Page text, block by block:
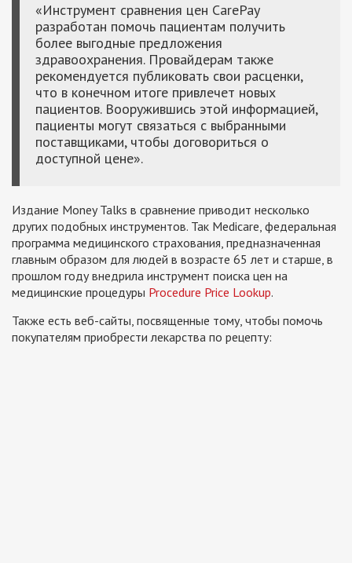
«Инструмент сравнения цен CarePay
разработан помочь пациентам получить
более выгодные предложения
здравоохранения. Провайдерам также
рекомендуется публиковать свои расценки,
что в конечном итоге привлечет новых
пациентов. Вооружившись этой информацией,
пациенты могут связаться с выбранными
поставщиками, чтобы договориться о
доступной цене».
Издание Money Talks в сравнение приводит несколько
других подобных инструментов. Так Medicare, федеральная
программа медицинского страхования, предназначенная
главным образом для людей в возрасте 65 лет и старше, в
прошлом году внедрила инструмент поиска цен на
медицинские процедуры Procedure Price Lookup.
Также есть веб-сайты, посвященные тому, чтобы помочь
покупателям приобрести лекарства по рецепту: